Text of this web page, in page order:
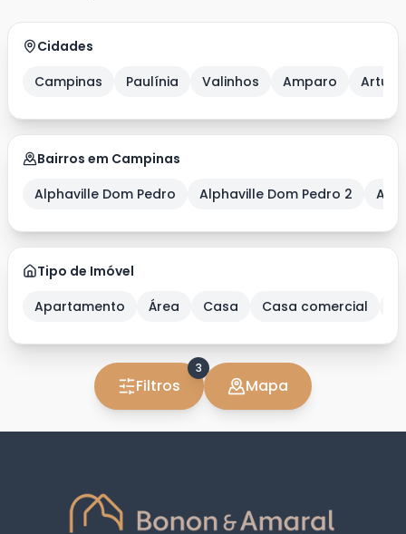
Filtros
3
Mapa
Cidades
Campinas
Paulínia Valinhos Amparo Artur
Bairros em Campinas
Alphaville Dom Pedro
Alphaville Dom Pedro 2
Tipo de Imóvel
Apartamento
Área Casa Casa comercial